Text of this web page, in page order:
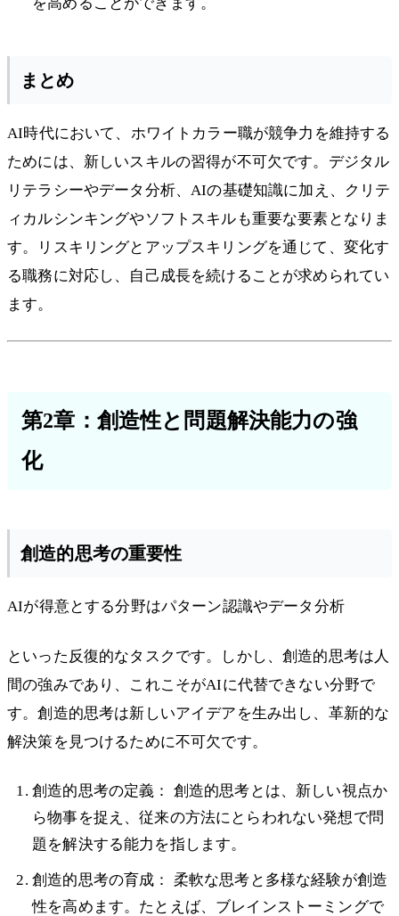
まとめ
AI時代において、ホワイトカラー職が競争力を維持する
ためには、新しいスキルの習得が不可欠です。デジタル
リテラシーやデータ分析、AIの基礎知識に加え、クリテ
ィカルシンキングやソフトスキルも重要な要素となりま
す。リスキリングとアップスキリングを通じて、変化す
る職務に対応し、自己成長を続けることが求められてい
ます。
第2章：創造性と問題解決能力の強
化
創造的思考の重要性
AIが得意とする分野はパターン認識やデータ分析
といった反復的なタスクです。しかし、創造的思考は人
間の強みであり、これこそがAIに代替できない分野で
す。創造的思考は新しいアイデアを生み出し、革新的な
解決策を見つけるために不可欠です。
創造的思考の定義： 創造的思考とは、新しい視点か
ら物事を捉え、従来の方法にとらわれない発想で問
題を解決する能力を指します。
創造的思考の育成： 柔軟な思考と多様な経験が創造
性を高めます。たとえば、ブレインストーミングで